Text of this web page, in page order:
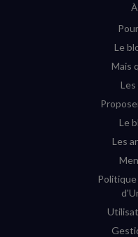
Le
Mais
Les
Le
Les